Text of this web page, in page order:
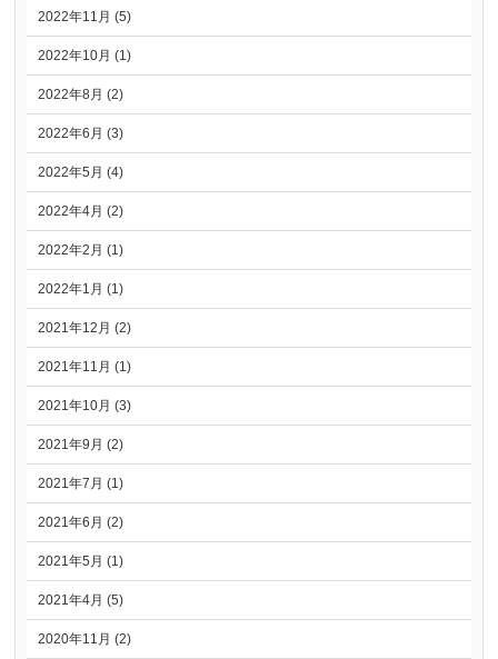
2022年11月 (5)
2022年10月 (1)
2022年8月 (2)
2022年6月 (3)
2022年5月 (4)
2022年4月 (2)
2022年2月 (1)
2022年1月 (1)
2021年12月 (2)
2021年11月 (1)
2021年10月 (3)
2021年9月 (2)
2021年7月 (1)
2021年6月 (2)
2021年5月 (1)
2021年4月 (5)
2020年11月 (2)